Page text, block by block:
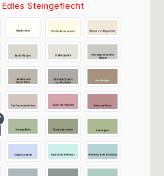
Edles Steingeflecht